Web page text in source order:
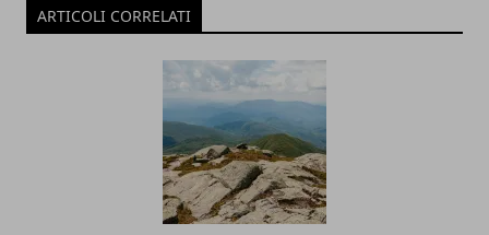
ARTICOLI CORRELATI